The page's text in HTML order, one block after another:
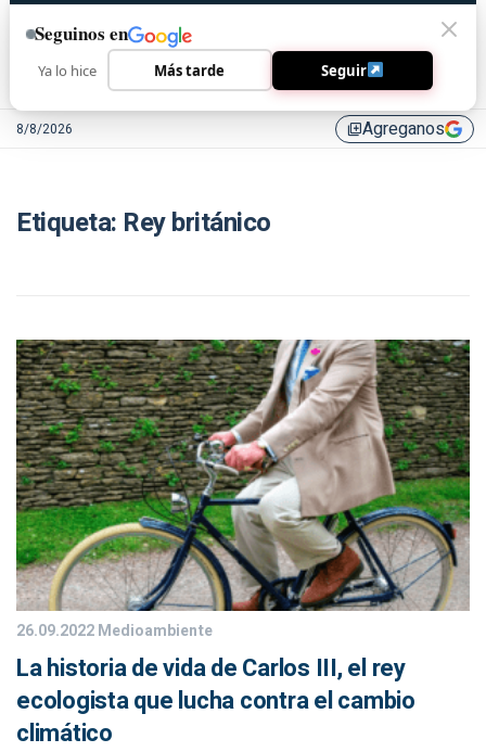
8/8/2026 library_addAgreganos
Etiqueta: Rey británico
26.09.2022Medioambiente
La historia de vida de Carlos III, el rey
ecologista que lucha contra el cambio
climático
Seguinos en
Ya lo hice Más tarde Seguir